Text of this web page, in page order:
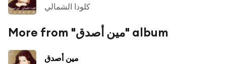
كلودا الشمالي
More from "مين أصدق" album
مين أصدق